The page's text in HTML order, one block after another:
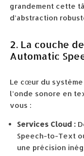
grandement cette
d’abstraction
2. La couche
Automatic
Le cœur du
l’onde sonore en
vous :
Services Cloud :
Speech-to-Text
une précision